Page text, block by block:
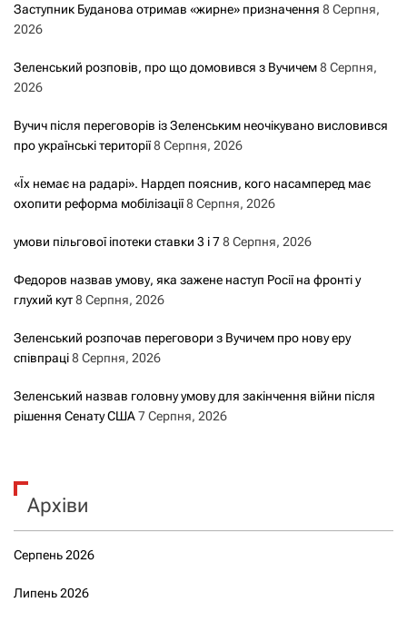
Заступник Буданова отримав «жирне» призначення 8 Серпня,
2026
Зеленський розповів, про що домовився з Вучичем8 Серпня,
2026
Вучич після переговорів із Зеленським неочікувано висловився
про українські території8 Серпня, 2026
«Їх немає на радарі». Нардеп пояснив, кого насамперед має
охопити реформа мобілізації8 Серпня, 2026
умови пільгової іпотеки ставки 3 і 78 Серпня, 2026
Федоров назвав умову, яка зажене наступ Росії на фронті у
глухий кут8 Серпня, 2026
Зеленський розпочав переговори з Вучичем про нову еру
співпраці8 Серпня, 2026
Зеленський назвав головну умову для закінчення війни після
рішення Сенату США7 Серпня, 2026
Архіви
Серпень 2026
Липень 2026